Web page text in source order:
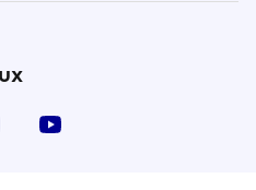
Instagram